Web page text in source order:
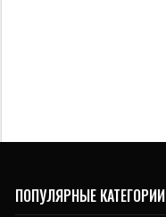
ПОПУЛЯРНЫЕ КАТЕГОРИИ